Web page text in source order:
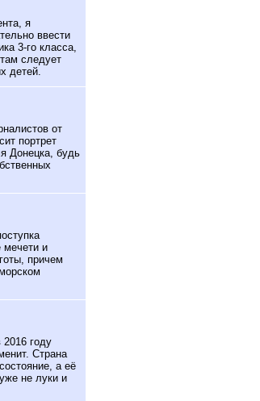
я
ввести
3-го класса,
следует
детей.
от
портрет
Донецка, будь
мечети и
причем
году
Страна
а её
не луки и